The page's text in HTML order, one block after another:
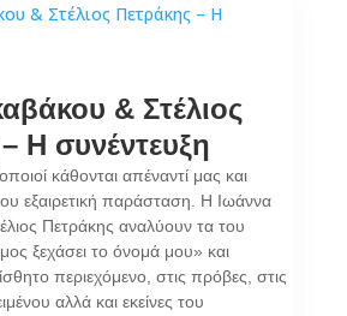
& Στέλιος
Η συνέντευξη
κάθονται απέναντί μας και
εξαιρετική παράσταση. Η Ιωάννα
Πετράκης αναλύουν τα του
ξεχάσει το όνομά μου» και
περιεχόμενο, στις πρόβες, στις
αλλά και εκείνες του